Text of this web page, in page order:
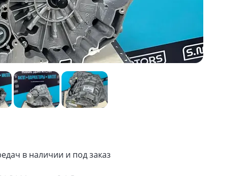
в наличии и под заказ